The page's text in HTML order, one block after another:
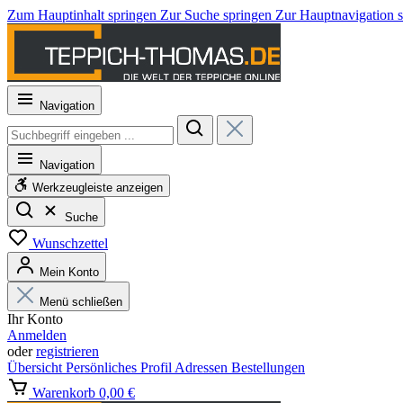
Zum Hauptinhalt springen Zur Suche springen Zur Hauptnavigation
Navigation
Navigation
Werkzeugleiste anzeigen
Suche
Wunschzettel
Mein Konto
Menü schließen
Ihr Konto
Anmelden
oderregistrieren
Übersicht Persönliches Profil Adressen Bestellungen
Warenkorb 0,00 €